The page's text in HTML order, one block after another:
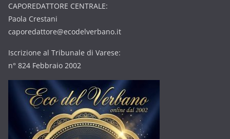
CAPOREDATTORE CENTRALE:
Paola Crestani
caporedattore@ecodelverbano.it
Iscrizione al Tribunale di Varese:
n° 824 Febbraio 2002